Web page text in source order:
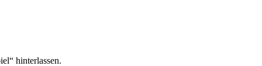
hinterlassen.